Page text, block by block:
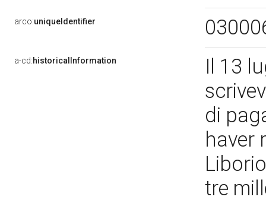
arco:uniqueIdentifier
a-cd:historicalInformation
Il 13
di
haver
tre